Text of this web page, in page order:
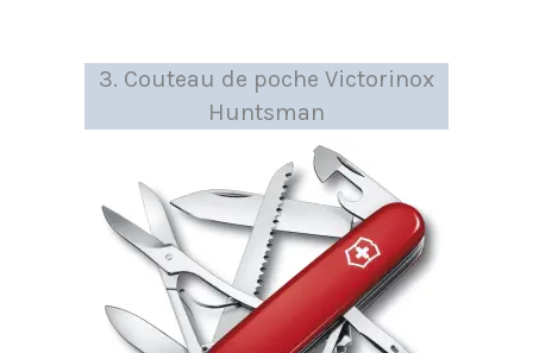
3. Couteau de poche Victorinox
Huntsman